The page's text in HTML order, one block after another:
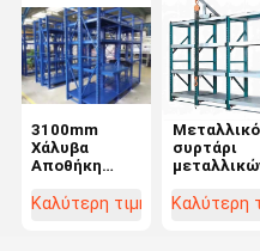
3100mm
Χάλυβα
Αποθήκη
Σχήματος
Καλύτερη τιμή
Μεταλλικό
συρτάρι
Καλύτερη